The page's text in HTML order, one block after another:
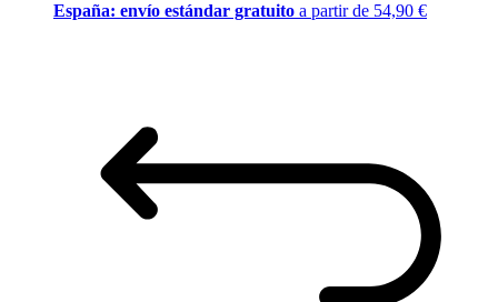
España: envío estándar gratuito a partir de 54,90 €